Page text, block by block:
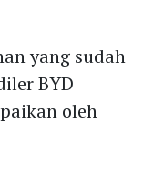
yang sudah
BYD
oleh